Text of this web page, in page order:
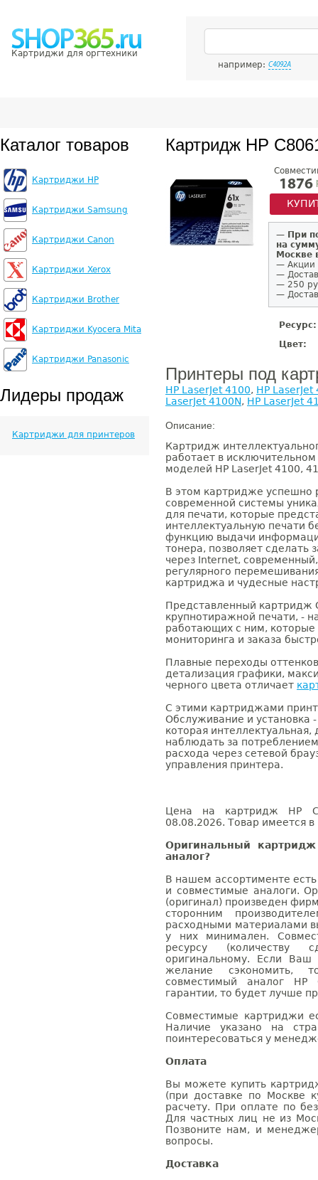
Картриджи для оргтехники
например: C4092A
Каталог товаров
Картриджи HP
Картриджи Samsung
Картриджи Canon
Картриджи Xerox
Картриджи Brother
Картриджи Kyocera Mita
Картриджи Panasonic
Лидеры продаж
Картриджи для принтеров
Картридж HP
1876
— При
на
— Акции
—
— 250
—
Ресурс:
Цвет:
Принтеры под
HP LaserJet 4100, HP LaserJet
LaserJet 4100N, HP LaserJet
Описание:
Картридж
работает в
моделей HP LaserJet 4100,
В этом картридже успешно
современной системы
для печати, которые
интеллектуальную печати
функцию выдачи
тонера, позволяет сделать
через Internet,
регулярного
картриджа и чудесные
Представленный картридж
крупнотиражной печати, -
работающих с ним,
мониторинга и заказа
Плавные переходы
детализация графики,
черного цвета отличает
С этими картриджами
Обслуживание и установка
которая
наблюдать за
расхода через сетевой
управления принтера.
Цена на картридж HP
08.08.2026. Товар имеется в
Оригинальный
аналог?
В нашем ассортименте
и совместимые аналоги.
(оригинал) произведен
сторонним
расходными материалами
у них минимален.
ресурсу (количеству
оригинальному. Если
желание сэкономить,
совместимый аналог
гарантии, то будет лучше
Совместимые картриджи
Наличие указано на
поинтересоваться у
Оплата
Вы можете купить
(при доставке по Москве
расчету. При оплате по
Для частных лиц не из
Позвоните нам, и
вопросы.
Доставка